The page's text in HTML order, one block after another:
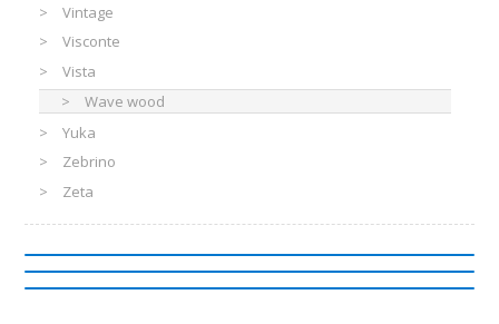
Vintage
Visconte
Vista
Wave wood
Yuka
Zebrino
Zeta